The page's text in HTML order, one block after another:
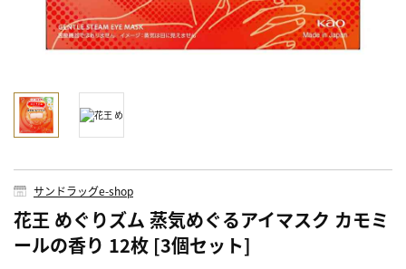
サンドラッグe-shop
花王 めぐりズム 蒸気めぐるアイマスク カモミ
ールの香り 12枚 [3個セット]